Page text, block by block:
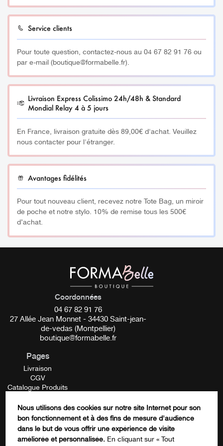
Fabriqué à partir de pierres semi-précieuses 100%
naturelles (Améthyste).
_________
Bénéfices :
Tous nos Rollers ont pour bénéfices de sculpter les traits,
raffermir et tonifier la peau, illuminer le teint mais
également faire pénétrer les soins.
Tonifier et repulper la peau
Booster la production de collagène
Lisse les rides et ridules
Dégonfler le visage grâce au drainage lymphatique
Lifte les traits (ovale du visage, pommettes, etc)
Libère les tensions musculaires
Détoxifier la peau et atténuer les imperfections
Faciliter l’absorption des produits de soin
Conseils d’utilisation :
Nous vous recommandons de ne pas utiliser le Roller sur
peau nue (sans crème ou sérum, masque, huile…)
Fréquence d’utilisation : 2 à 3 fois par semaines.
Petite astuce : Placez votre Roller au réfrigérateur pour un
massage plus efficace
Service clients
Pour toute question, contactez-nous au 04 67 82 91 76 ou
par e-mail (boutique@formabelle.fr).
Livraison Express Colissimo 24h/48h & Standard
Mondial Relay 4 à 5 jours
En France, livraison gratuite dès 89,00€ d'achat. Veuillez
nous contacter pour l'étranger.
Avantages fidélités
Pour tout nouveau client, recevez notre Tote Bag, un miroir
de poche et notre stylo. 10% de remise tous les 500€
d’achat.
X/Twitter
Coordonnées
04 67 82 91 76
27 Allée Jean Monnet - 34430 Saint-jean-
de-vedas (Montpellier)
boutique@formabelle.fr
Pages
Livraison
CGV
Catalogue Produits
Contactez-nous
FORMATION
Nous utilisons des cookies sur notre site Internet pour son
bon fonctionnement et à des fins de mesure d'audience
dans le but de vous offrir une expérience de visite
améliorée et personnalisée. En cliquant sur « Tout